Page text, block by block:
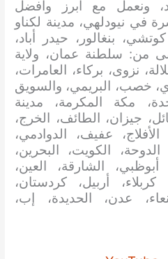
ونعمل مع أبرز وافضل
في نيودلهي، مدينة لكناو
بنغالور، حيدر أباد،
من: سلطنة عمان، ولاية
نزوى، بركاء، العامرات،
خصب، البريمي، والسويق
مكة المكرمة، مدينة
جيزان، الطائف، الخرج،
عفيف، الدوادمي،
الكويت، البحرين،
أبوظبي، الشارقة، العين،
كربلاء، أربيل، كردستان،
عدن، الحديدة، إب،